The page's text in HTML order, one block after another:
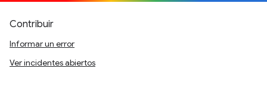
Contribuir
Informar un error
Ver incidentes abiertos